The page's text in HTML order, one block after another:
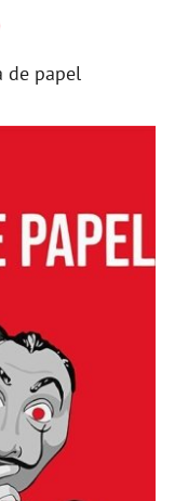
de papel